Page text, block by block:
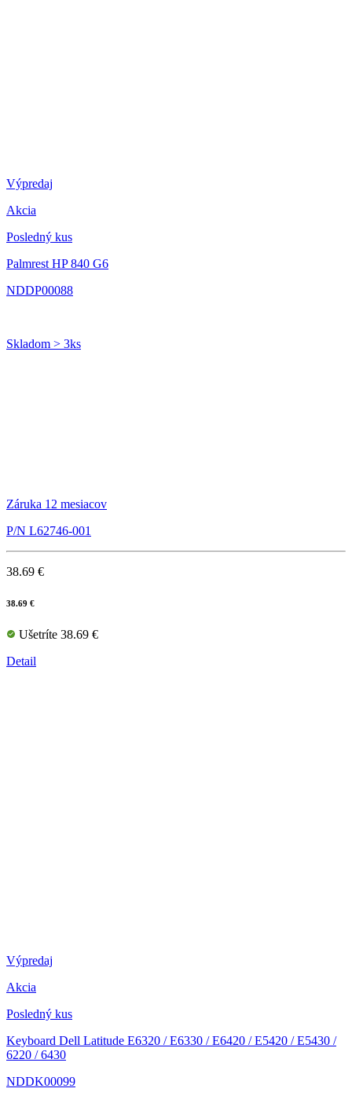
Výpredaj
Akcia
Posledný kus
Palmrest HP 840 G6
NDDP00088
Skladom > 3ks
Záruka 12 mesiacov
P/N L62746-001
38.69 €
38.69 €
Ušetríte 38.69 €
Detail
Výpredaj
Akcia
Posledný kus
Keyboard Dell Latitude E6320 / E6330 / E6420 / E5420 / E5430 /
6220 / 6430
NDDK00099